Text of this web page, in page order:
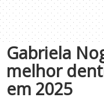
Gabriela
melhor
em 2025